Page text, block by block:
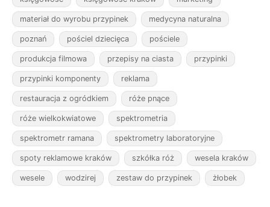
materiał do wyrobu przypinek medycyna naturalna
poznań pościel dziecięca pościele
produkcja filmowa przepisy na ciasta przypinki
przypinki komponenty reklama
restauracja z ogródkiem róże pnące
róże wielkokwiatowe spektrometria
spektrometr ramana spektrometry laboratoryjne
spoty reklamowe kraków szkółka róż wesela kraków
wesele wodzirej zestaw do przypinek żłobek